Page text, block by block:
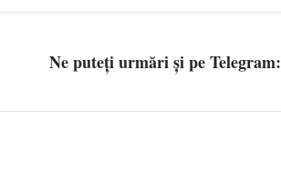
Ne puteți urmări și pe Telegram: